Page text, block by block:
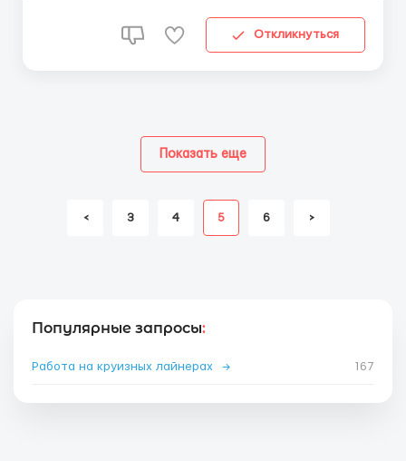
Откликнуться
< 3 4 5 6 >
Показать еще
Популярные запросы:
Работа на круизных лайнерах → 167